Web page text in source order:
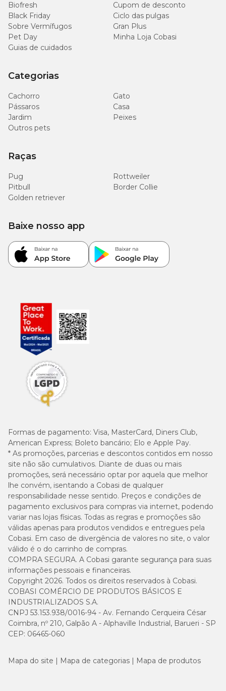
De 21 a 30 kg 6 unidades
De 31 a 40 kg 7 unidades
Obs: Recomenda-se adequar a quantidade do alimento usual do
seu cão para manutenção do peso corporal.
Biofresh
Cupom de desconto
Black Friday
Ciclo das pulgas
Sobre Vermífugos
Gran Plus
Pet Day
Minha Loja Cobasi
Guias de cuidados
Categorias
Cachorro
Gato
Pássaros
Casa
Jardim
Peixes
Outros pets
Raças
Pug
Rottweiler
Pitbull
Border Collie
Golden retriever
Formas de pagamento: Visa, MasterCard, Diners Club,
American Express; Boleto bancário; Elo e Apple Pay.
* As promoções, parcerias e descontos contidos em nosso
site não são cumulativos. Diante de duas ou mais
promoções, será necessário optar por aquela que melhor
lhe convém, isentando a Cobasi de qualquer
responsabilidade nesse sentido. Preços e condições de
pagamento exclusivos para compras via internet, podendo
variar nas lojas físicas. Todas as regras e promoções são
válidas apenas para produtos vendidos e entregues pela
Cobasi. Em caso de divergência de valores no site, o valor
válido é o do carrinho de compras.
COMPRA SEGURA. A Cobasi garante segurança para suas
informações pessoais e financeiras.
Copyright 2026. Todos os direitos reservados à Cobasi.
COBASI COMÉRCIO DE PRODUTOS BÁSICOS E
INDUSTRIALIZADOS S.A.
CNPJ 53.153.938/0016-94 - Av. Fernando Cerqueira César
Coimbra, nº 210, Galpão A - Alphaville Industrial, Barueri - SP
CEP: 06465-060
Baixe nosso app
Mapa do site Mapa de categorias Mapa de produtos